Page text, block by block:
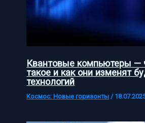
Квантовые компьютеры —
такое и как они изменят
технологий
Космос: Новые горизонты /